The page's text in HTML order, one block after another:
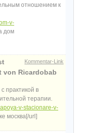
отношением к
v-
дом
Kommentar-Link
von Ricardobab
практикой в
терапии.
v-stacionare-v-
москва[/url]